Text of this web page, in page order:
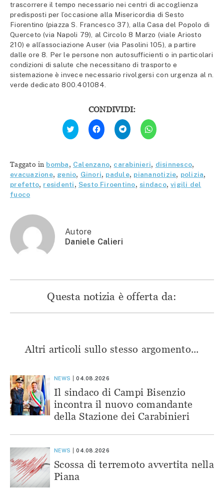
trascorrere il tempo necessario nei centri di accoglienza
predisposti per l’occasione alla Misericordia di Sesto
Fiorentino (piazza S. Francesco 37), alla Casa del Popolo di
Querceto (via Napoli 79), al Circolo 8 Marzo (viale Ariosto
210) e all’associazione Auser (via Pasolini 105), a partire
dalle ore 8. Per le persone non autosufficienti o in particolari
condizioni di salute che necessitano di trasporto e
sistemazione è invece necessario rivolgersi con urgenza al n.
verde dedicato 800.401084.
CONDIVIDI:
Fai
clic
qui
Twitter
(Si
apre
in
una
Fai
clic
per
condividere
(Si
apre
in
una
nuova
Fai
clic
per
condividere
(Si
apre
in
una
nuova
Fai
clic
per
(Si
apre
in
una
nuova
Taggato in bomba, Calenzano, carabinieri, disinnesco,
evacuazione, genio, Ginori, padule, piananotizie, polizia,
prefetto, residenti, Sesto Firoentino, sindaco,vigili del
fuoco
Autore
Daniele Calieri
Questa notizia è offerta da:
Altri articoli sullo stesso argomento...
NEWS 04.08.2026
Il sindaco di Campi Bisenzio
incontra il nuovo comandante
della Stazione dei Carabinieri
NEWS 04.08.2026
Scossa di terremoto avvertita nella
Piana